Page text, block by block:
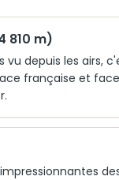
810 m)
vu depuis les airs,
française et